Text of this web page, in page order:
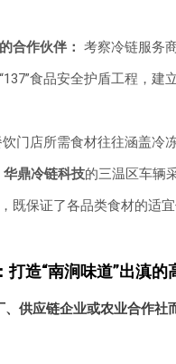
合作伙伴： 考察冷链服务
食品安全护盾工程，
门店所需食材往往涵盖冷
华鼎冷链科技的三温区车辆
既保证了各品类食材的适
打造“南涧味道”出滇的
供应链企业或农业合作社